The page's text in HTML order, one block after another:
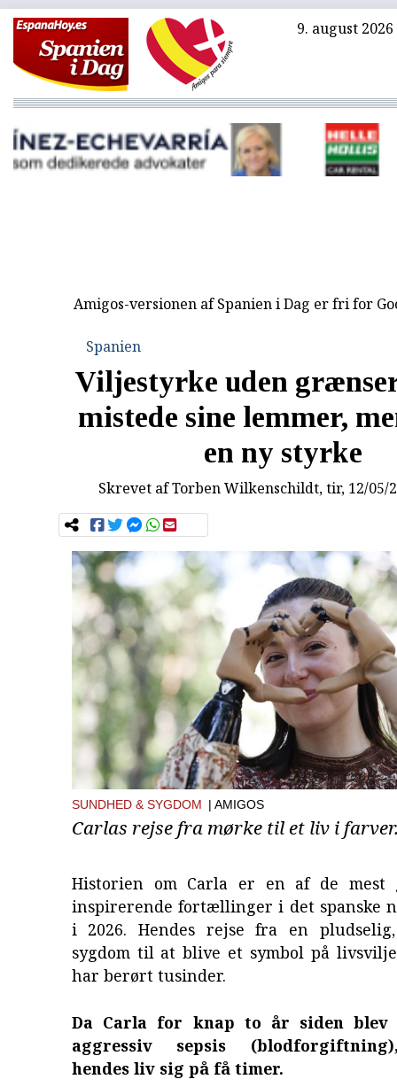
9. august 2026
Amigos-versionen af Spanien i Dag er fri for
Spanien
Viljestyrke uden
mistede sine lemmer,
en ny styrke
Skrevet afTorben Wilkenschildt, tir, 12/05/
SUNDHED & SYGDOM | AMIGOS
Carlas rejse fra mørke til et liv i
Historien om Carla er en af de mest
inspirerende fortællinger i det spanske
i 2026. Hendes rejse fra en
sygdom til at blive et symbol på
har berørt tusinder.
Da Carla for knap to år siden
aggressiv sepsis
hendes liv sig på få timer.